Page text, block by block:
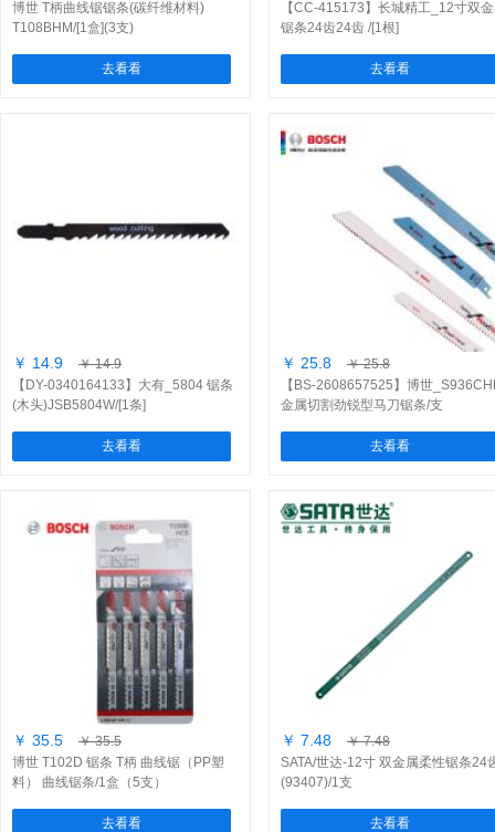
博世 T柄曲线锯锯条(碳纤维材料)
T108BHM/[1盒](3支)
去看看
【CC-415173】长城精工_12寸双
锯条24齿24齿 /[1根]
去看看
￥ 14.9
￥ 14.9
【DY-0340164133】大有_5804 锯条
(木头)JSB5804W/[1条]
去看看
￥ 25.8
￥ 25.8
【BS-2608657525】博世
金属切割劲锐型马刀锯条/支
去看看
￥ 35.5
￥ 35.5
博世 T102D 锯条 T柄 曲线锯（PP塑
料） 曲线锯条/1盒（5支）
去看看
￥ 7.48
￥ 7.48
SATA/世达-12寸 双金属柔性锯条24
(93407)/1支
去看看